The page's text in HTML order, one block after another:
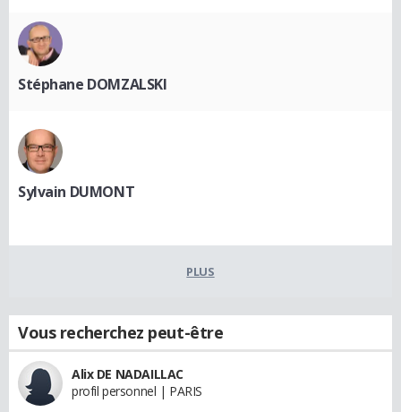
Stéphane DOMZALSKI
Sylvain DUMONT
PLUS
Vous recherchez peut-être
Alix DE NADAILLAC
profil personnel | PARIS